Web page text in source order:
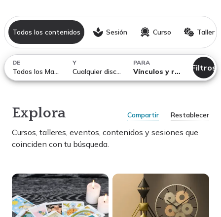
Todos los contenidos Sesión Curso Taller
DE
Todos los Maestros
Y
Cualquier disciplina
PARA
Vínculos y relaciones
Filtros
Explora Compartir Restablecer
Cursos, talleres, eventos, contenidos y sesiones que
coinciden con tu búsqueda.